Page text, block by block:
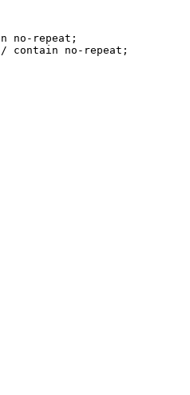
no-repeat;
contain no-repeat;